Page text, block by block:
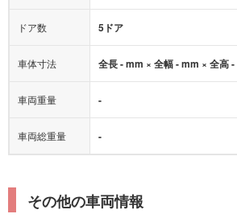
ドア数 5ドア
車体寸法 全長 - mm × 全幅 - mm × 全高
車両重量 -
車両総重量 -
その他の車両情報